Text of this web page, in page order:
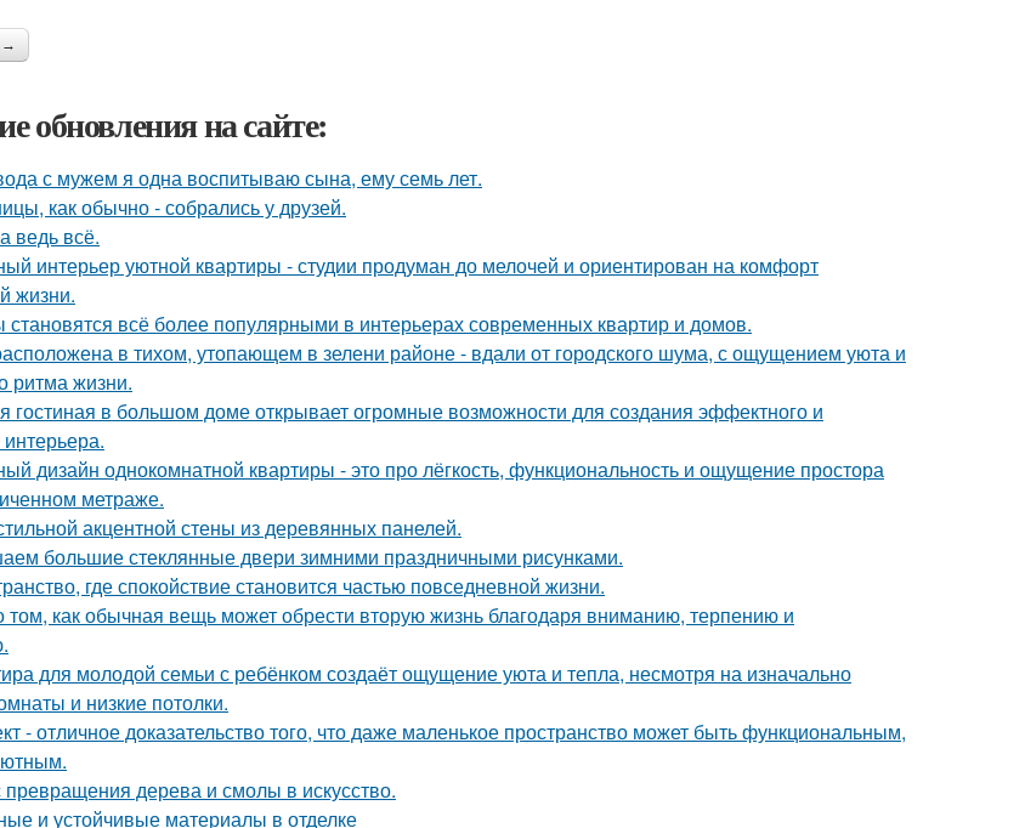
→
обновления на сайте:
с мужем я одна воспитываю сына, ему семь лет.
как обычно - собрались у друзей.
ведь всё.
интерьер уютной квартиры - студии продуман до мелочей и ориентирован на комфорт
жизни.
всё более популярными в интерьерах современных квартир и домов.
в тихом, утопающем в зелени районе - вдали от городского шума, с ощущением уюта и
ритма жизни.
гостиная в большом доме открывает огромные возможности для создания эффектного и
дизайн однокомнатной квартиры - это про лёгкость, функциональность и ощущение простора
метраже.
акцентной стены из деревянных панелей.
большие стеклянные двери зимними праздничными рисунками.
где спокойствие становится частью повседневной жизни.
том, как обычная вещь может обрести вторую жизнь благодаря вниманию, терпению и
для молодой семьи с ребёнком создаёт ощущение уюта и тепла, несмотря на изначально
и низкие потолки.
- отличное доказательство того, что даже маленькое пространство может быть функциональным,
дерева и смолы в искусство.
и устойчивые материалы в отделке